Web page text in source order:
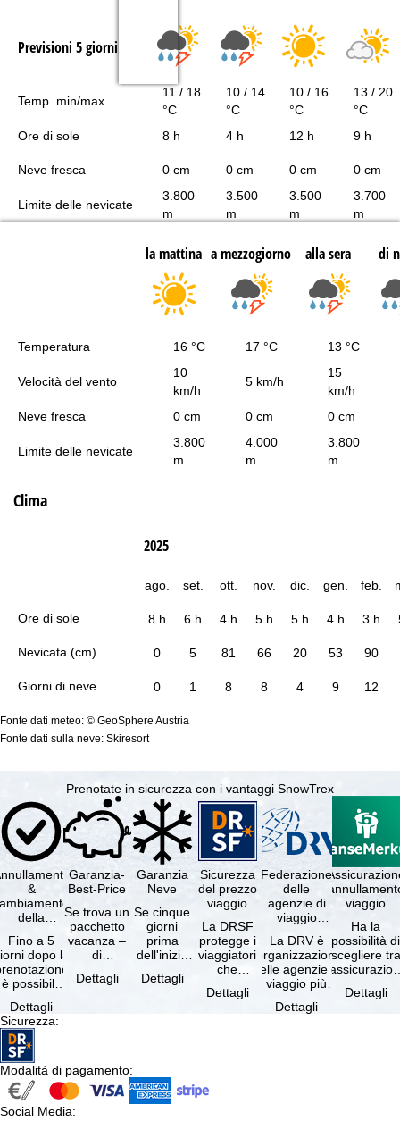
Previsioni 5 giorni
Temp. min/max
11 / 18
°C
10 / 14
°C
10 / 16
°C
13 / 20
°C
Ore di sole
8 h 4 h 12 h 9 h
Neve fresca 0 cm 0 cm 0 cm 0 cm
Limite delle nevicate
3.800
m
3.500
m
3.500
m
3.700
m
la mattina a mezzogiorno alla sera di
Temperatura 16 °C 17 °C 13 °C
Velocità del vento
10
km/h
5 km/h
15
km/h
Neve fresca
0 cm 0 cm 0 cm
Limite delle nevicate
3.800
m
4.000
m
3.800
m
Clima
Ore di sole
Nevicata (cm)
Giorni di neve
2025
ago. set. ott. nov. dic. gen. feb.
8 h 6 h 4 h 5 h 5 h 4 h 3 h
0 5 81 66 20 53 90
0 1 8 8 4 9 12
Fonte dati meteo: © GeoSphere Austria
Fonte dati sulla neve: Skiresort
Prenotate in sicurezza con i vantaggi SnowTrex
&
della
gratuiti
Fino a 5
dopo la
è possibile
il …
Dettagli
Garanzia-
Best-Price
Se trova un
pacchetto
vacanza –
di
e servizi
Dettagli
Garanzia
Neve
Se cinque
giorni
prima
dell'inizio
soggiorno
Dettagli
Sicurezza
del prezzo
viaggio
La DRSF
protegge i
viaggiatori
che
un
Dettagli
Federazione
delle
agenzie di
viaggio
La DRV è
l'organizzazione
delle agenzie di
viaggio più
Germania.
Dettagli
viaggio
Ha la
possibilità di
scegliere tra
viaggio
Dettagli
Sicurezza:
Modalità di pagamento:
Social Media: